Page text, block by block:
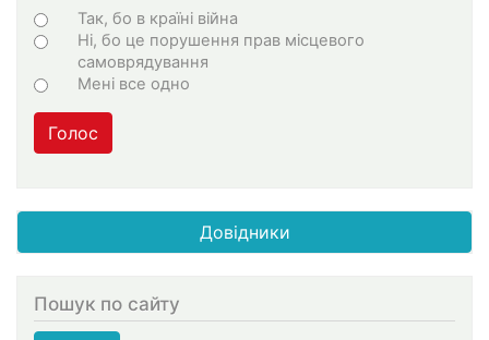
Варіанти
Так, бо в країні війна
Ні, бо це порушення прав місцевого
самоврядування
Мені все одно
Голос
Довідники
Пошук по сайту